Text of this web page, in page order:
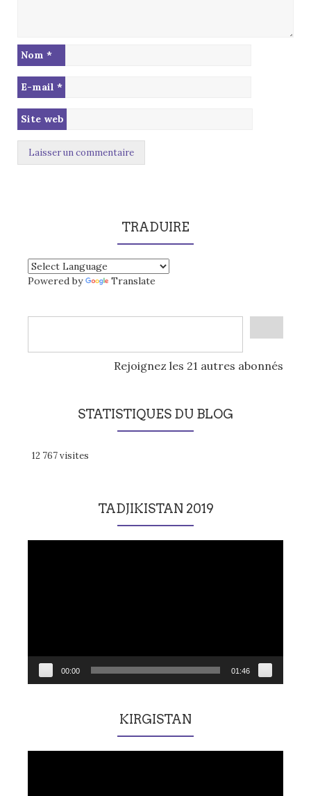
Nom *
E-mail *
Site web
TRADUIRE
Powered by Translate
Rejoignez les 21 autres abonnés
STATISTIQUES DU BLOG
12 767 visites
TADJIKISTAN 2019
00:00 01:46
KIRGISTAN